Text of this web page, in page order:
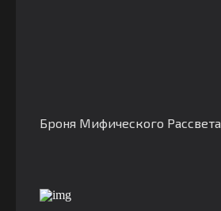
Броня Мифического Рассвета